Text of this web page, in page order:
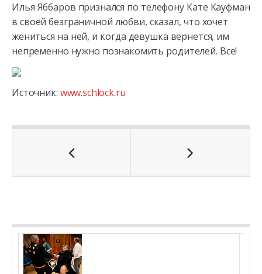
Илья Яббаров признался по телефону Кате Кауфман
в своей безграничной любви, сказал, что хочет
жениться на ней, и когда девушка вернется, им
непременно нужно познакомить родителей. Все!
Источник: www.schlock.ru